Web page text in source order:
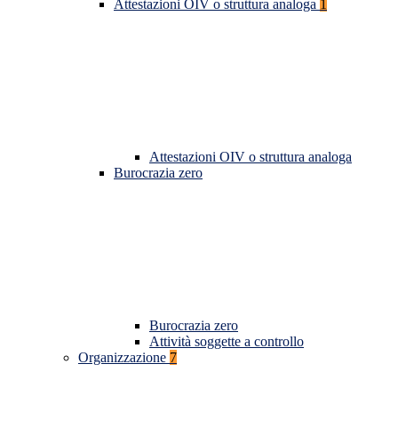
Attestazioni OIV o struttura analoga 1
Attestazioni OIV o struttura analoga
Burocrazia zero
Burocrazia zero
Attività soggette a controllo
Organizzazione 7